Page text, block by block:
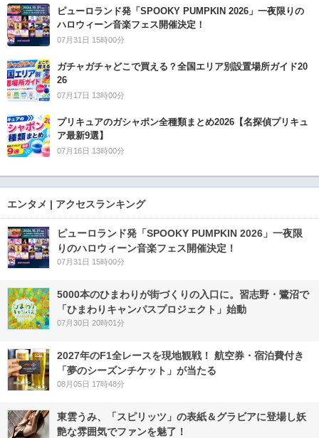
ピューロランド発「SPOOKY PUMPKIN 2026」一夜限りの
ハロウィーン音楽フェス開催決定！
07月31日 15時00分
ガチャガチャどこで買える？全国エリア別設置場所ガイド20
26
07月17日 13時00分
プリキュアのガシャポン全種類まとめ2026【名探偵プリキュ
ア最新9選】
07月16日 13時00分
エンタメ | アクセスランキング
ピューロランド発「SPOOKY PUMPKIN 2026」一夜限
りのハロウィーン音楽フェス開催決定！
07月31日 15時00分
5000本のひまわりが街づくりの入口に。習志野・鷺沼で
「ひまわりキャンパスプロジェクト」始動
07月30日 20時01分
2027年のF1全レースを現地観戦！ 航空券・宿泊費付き
「夢のシーズンチケット」が当たる
08月05日 17時48分
東雲うみ、「スピリッツ」の表紙＆グラビアに登場し妖
艶な雰囲気でファンを魅了！